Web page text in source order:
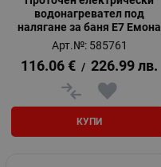
водонагревател под
налягане за баня Е7 Емона
Арт.№: 585761
116.06 € / 226.99 лв.
КУПИ